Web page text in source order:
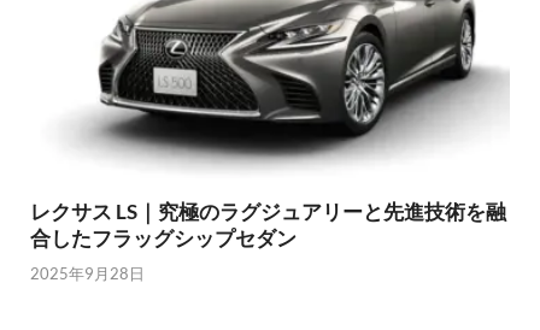
レクサス LS｜究極のラグジュアリーと先進技術を融
合したフラッグシップセダン
2025年9月28日